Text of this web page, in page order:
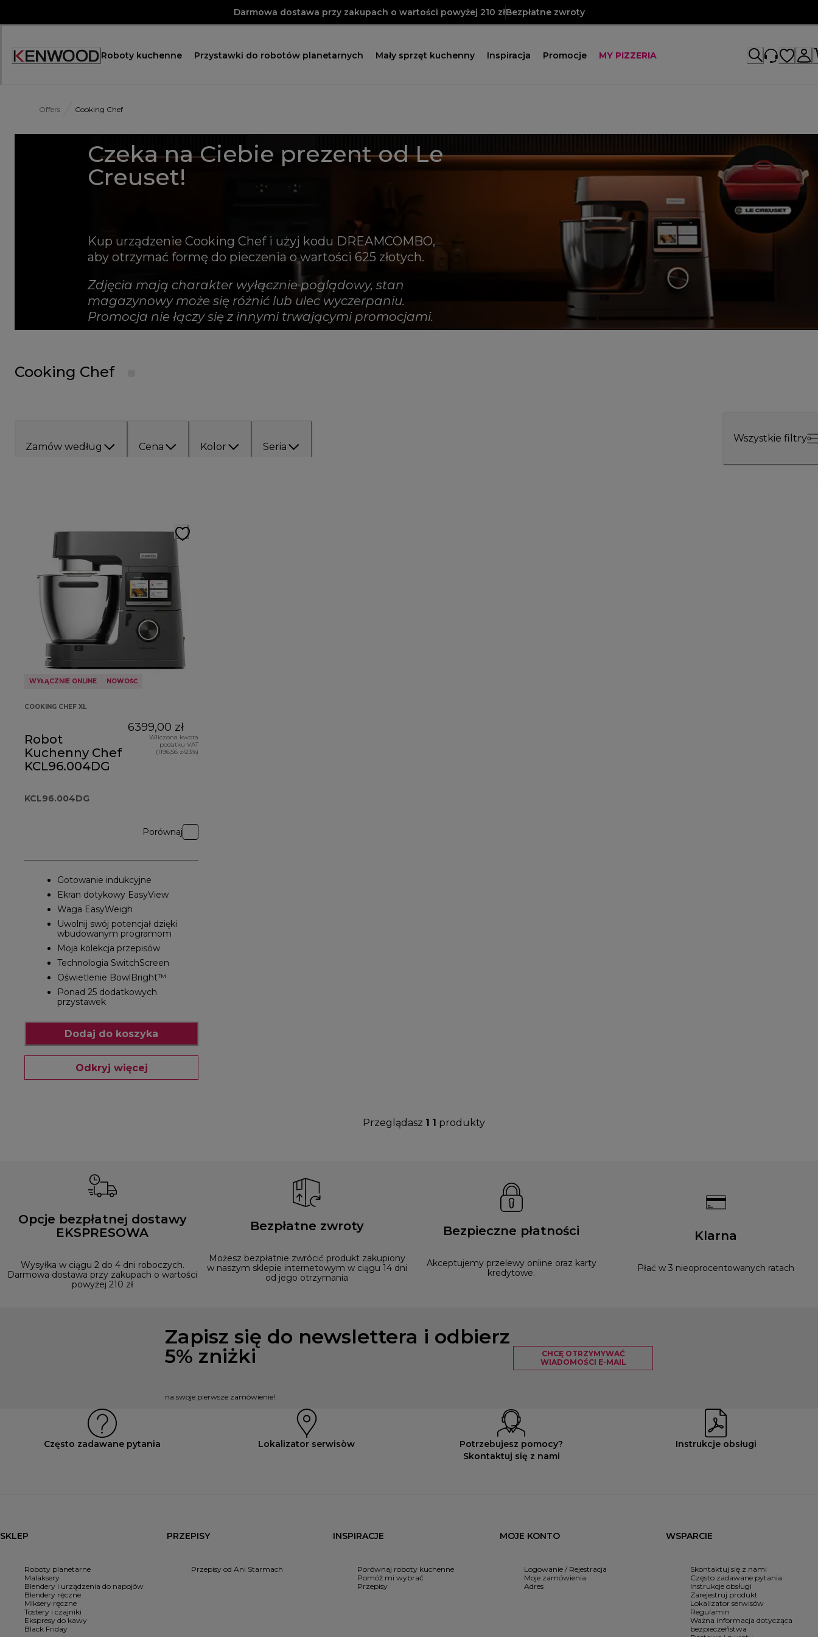
Darmowa dostawa przy zakupach o wartości powyżej 210 złBezpłatne zwroty
Roboty kuchenne Przystawki do robotów planetarnych Mały sprzęt kuchenny Inspiracja Promocje MY PIZZERIA
Offers Cooking Chef
Czeka na Ciebie prezent od Le
Creuset!
Kup urządzenie Cooking Chef i użyj kodu DREAMCOMBO,
aby otrzymać formę do pieczenia o wartości 625 złotych.
Zdjęcia mają charakter wyłącznie poglądowy, stan
magazynowy może się różnić lub ulec wyczerpaniu.
Promocja nie łączy się z innymi trwającymi promocjami.
Cooking Chef
Zamów według Cena Kolor Seria
Wszystkie filtry
WYŁĄCZNIE ONLINE NOWOŚĆ
COOKING CHEF XL
Robot
Kuchenny Chef
KCL96.004DG
KCL96.004DG
6399,00 zł
Wliczona kwota
podatku VAT
(1196,56 zł23%)
Porównaj
Gotowanie indukcyjne
Ekran dotykowy EasyView
Waga EasyWeigh
Uwolnij swój potencjał dzięki
wbudowanym programom
Moja kolekcja przepisów
Technologia SwitchScreen
Oświetlenie BowlBright™
Ponad 25 dodatkowych
przystawek
Dodaj do koszyka
Odkryj więcej
Przeglądasz 1 1 produkty
Opcje bezpłatnej dostawy
EKSPRESOWA
Wysyłka w ciągu 2 do 4 dni roboczych.
Darmowa dostawa przy zakupach o wartości
powyżej 210 zł
Bezpłatne zwroty
Możesz bezpłatnie zwrócić produkt zakupiony
w naszym sklepie internetowym w ciągu 14 dni
od jego otrzymania
Bezpieczne płatności
Akceptujemy przelewy online oraz karty
kredytowe.
Klarna
Płać w 3 nieoprocentowanych ratach
Zapisz się do newslettera i odbierz
5% zniżki
na swoje pierwsze zamówienie!
CHCĘ OTRZYMYWAĆ
WIADOMOŚCI E-MAIL
Często zadawane pytania Lokalizator serwisòw
Potrzebujesz pomocy?
Skontaktuj się z nami
Instrukcje obsługi
SKLEP
Roboty planetarne
Malaksery
Blendery i urządzenia do napojów
Blendery ręczne
Miksery ręczne
Tostery i czajniki
Ekspresy do kawy
Black Friday
PRZEPISY
Przepisy od Ani Starmach
INSPIRACJE
Porównaj roboty kuchenne
Pomóż mi wybrać
Przepisy
MOJE KONTO
Logowanie / Rejestracja
Moje zamówienia
Adres
WSPARCIE
Skontaktuj się z nami
Często zadawane pytania
Instrukcje obsługi
Zarejestruj produkt
Lokalizator serwisów
Regulamin
Ważna informacja dotycząca
bezpieczeństwa